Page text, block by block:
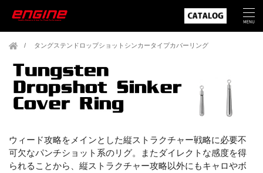
タングステンドロップショットシンカータイプカバーリング
ウィード攻略をメインとした縦ストラクチャー戦略に必要不
可欠なパンチショット系のリグ。またダイレクトな感度を得
られることから、縦ストラクチャー攻略以外にもキャロやボ